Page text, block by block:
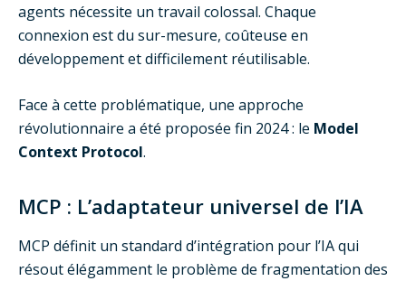
agents nécessite un travail colossal. Chaque
connexion est du sur-mesure, coûteuse en
développement et difficilement réutilisable.
Face à cette problématique, une approche
révolutionnaire a été proposée fin 2024 : le Model
Context Protocol.
MCP : L’adaptateur universel de l’IA
MCP définit un standard d’intégration pour l’IA qui
résout élégamment le problème de fragmentation des